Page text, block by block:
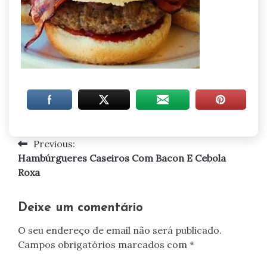
Navegação
de
Previous:
Hambúrgueres Caseiros Com Bacon E Cebola
Roxa
Deixe um comentário
O seu endereço de email não será publicado.
Campos obrigatórios marcados com *